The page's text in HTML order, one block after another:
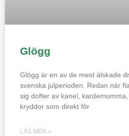
Glögg
Glögg är en av de mest älskade
svenska julperioden. Redan när
sig dofter av kanel,
kryddor som direkt för
LÄS MER »